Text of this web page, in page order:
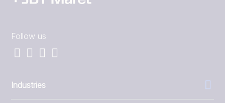
Follow us
Industries